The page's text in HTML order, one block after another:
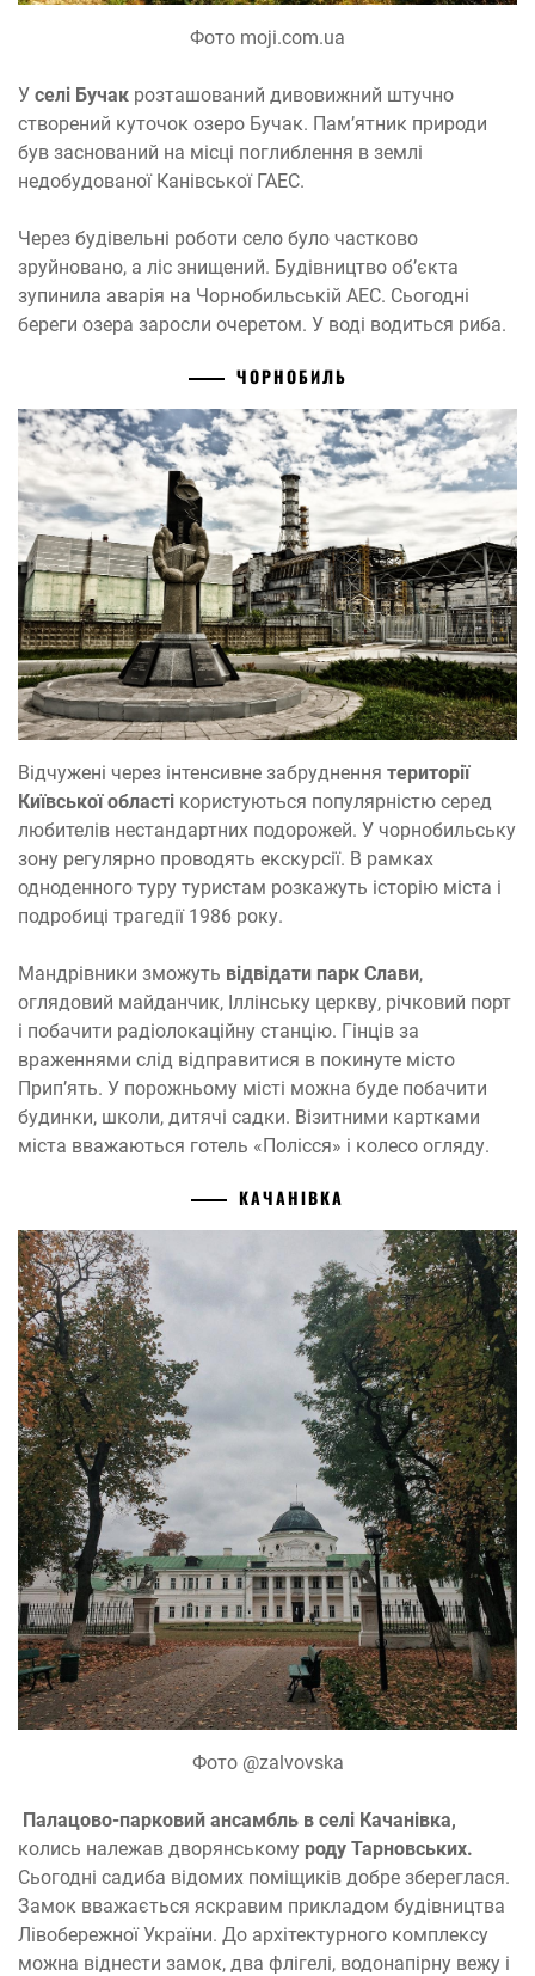
Фото moji.com.ua
У селі Бучак розташований дивовижний штучно
створений куточок озеро Бучак. Пам’ятник природи
був заснований на місці поглиблення в землі
недобудованої Канівської ГАЕС.
Через будівельні роботи село було частково
зруйновано, а ліс знищений. Будівництво об’єкта
зупинила аварія на Чорнобильській АЕС. Сьогодні
береги озера заросли очеретом. У воді водиться риба.
ЧОРНОБИЛЬ
Відчужені через інтенсивне забруднення території
Київської області користуються популярністю серед
любителів нестандартних подорожей. У чорнобильську
зону регулярно проводять екскурсії. В рамках
одноденного туру туристам розкажуть історію міста і
подробиці трагедії 1986 року.
Мандрівники зможуть відвідати парк Слави,
оглядовий майданчик, Іллінську церкву, річковий порт
і побачити радіолокаційну станцію. Гінців за
враженнями слід відправитися в покинуте місто
Прип’ять. У порожньому місті можна буде побачити
будинки, школи, дитячі садки. Візитними картками
міста вважаються готель «Полісся» і колесо огляду.
КАЧАНІВКА
Фото @zalvovska
Палацово-парковий ансамбль в селі Качанівка,
колись належав дворянському роду Тарновських.
Сьогодні садиба відомих поміщиків добре збереглася.
Замок вважається яскравим прикладом будівництва
Лівобережної України. До архітектурного комплексу
можна віднести замок, два флігелі, водонапірну вежу і